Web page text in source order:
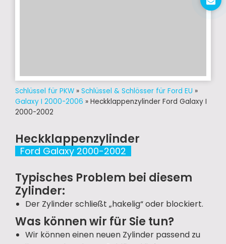
Schlüssel für PKW » Schlüssel & Schlösser für Ford EU »
Galaxy I 2000-2006 » Heckklappenzylinder Ford Galaxy I
2000-2002
Heckklappenzylinder
Ford Galaxy 2000-2002
Typisches Problem bei diesem
Zylinder:
Der Zylinder schließt „hakelig“ oder blockiert.
Was können wir für Sie tun?
Wir können einen neuen Zylinder passend zu